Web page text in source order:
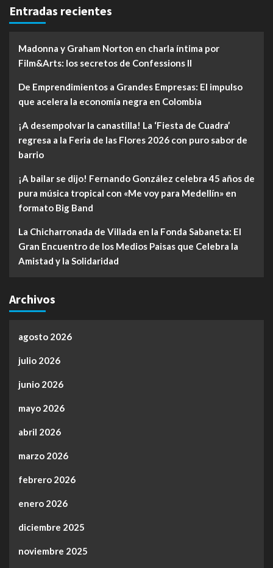
Entradas recientes
Madonna y Graham Norton en charla íntima por
Film&Arts: los secretos de Confessions II
De Emprendimientos a Grandes Empresas: El impulso
que acelera la economía negra en Colombia
¡A desempolvar la canastilla! La ‘Fiesta de Cuadra’
regresa a la Feria de las Flores 2026 con puro sabor de
barrio
¡A bailar se dijo! Fernando González celebra 45 años de
pura música tropical con «Me voy para Medellín» en
formato Big Band
La Chicharronada de Villada en la Fonda Sabaneta: El
Gran Encuentro de los Medios Paisas que Celebra la
Amistad y la Solidaridad
Archivos
agosto 2026
julio 2026
junio 2026
mayo 2026
abril 2026
marzo 2026
febrero 2026
enero 2026
diciembre 2025
noviembre 2025